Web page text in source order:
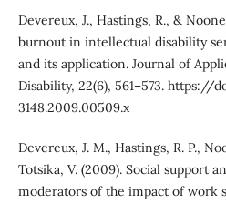
Devereux, J., Hastings, R., &
burnout in intellectual disability
and its application. Journal of
Disability, 22(6), 561–573. https://
3148.2009.00509.x
Devereux, J. M., Hastings, R. P.,
Totsika, V. (2009). Social support
moderators of the impact of work